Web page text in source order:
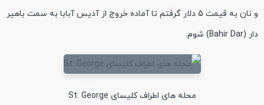
و نان به قیمت 5 دلار گرفتم تا آماده خروج از آدیس آبابا به سمت باهیر
دار (Bahir Dar) شوم.
محله های اطراف کلیسای St. George